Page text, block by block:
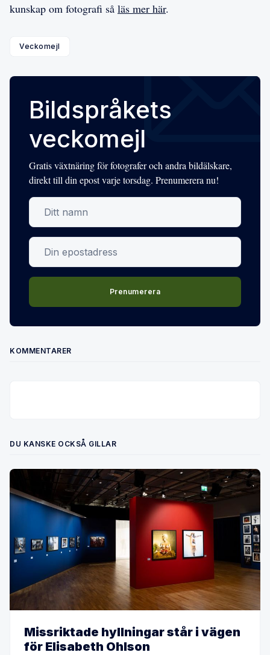
kunskap om fotografi så läs mer här.
Veckomejl
Bildspråkets
veckomejl
Gratis växtnäring för fotografer och andra bildälskare,
direkt till din epost varje torsdag. Prenumerera nu!
Din epostadress
Prenumerera
KOMMENTARER
DU KANSKE OCKSÅ GILLAR
Missriktade hyllningar står i vägen
för Elisabeth Ohlson